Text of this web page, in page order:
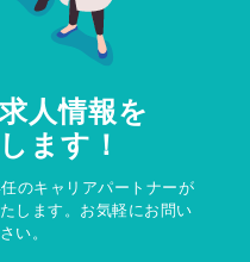
人情報を
ます！
のキャリアパートナーが
します。お気軽にお問い
い。